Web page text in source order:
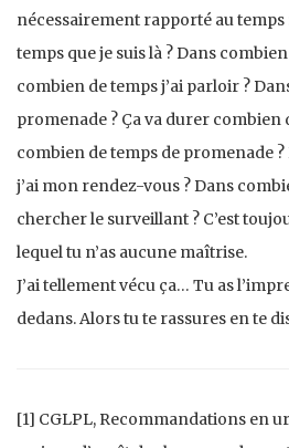
nécessairement rapporté au temps
temps que je suis là ? Dans
combien de temps j’ai parloir ?
promenade ? Ça va durer combien
combien de temps de promenade
j’ai mon rendez-vous ? Dans
chercher le surveillant ? C’est
lequel tu n’as aucune maîtrise.
J’ai tellement vécu ça… Tu as
dedans. Alors tu te rassures en te
[1] CGLPL, Recommandations en